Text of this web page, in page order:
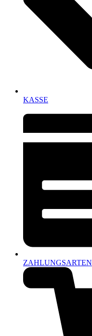
KASSE
ZAHLUNGSARTEN